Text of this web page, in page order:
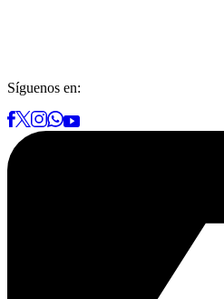
Síguenos en: